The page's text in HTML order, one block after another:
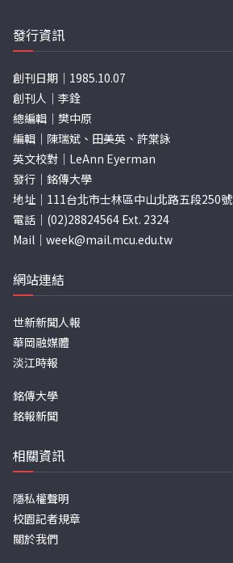
發行資訊
創刊日期｜1985.10.07
創刊人｜李銓
總編輯｜樊中原
編輯｜陳瑞斌、田美英、許棠詠
英文校對｜LeAnn Eyerman
發行｜銘傳大學
地址｜111台北市士林區中山北路五段250號
電話｜(02)28824564 Ext. 2324
Mail｜ week@mail.mcu.edu.tw
網站連結
世新新聞人報
華岡融媒體
淡江時報
銘傳大學
銘報新聞
相關資訊
隱私權聲明
校園記者規章
關於我們